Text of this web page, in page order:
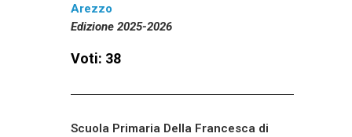
Arezzo
Edizione 2025-2026
Voti: 38
Scuola Primaria Della Francesca di